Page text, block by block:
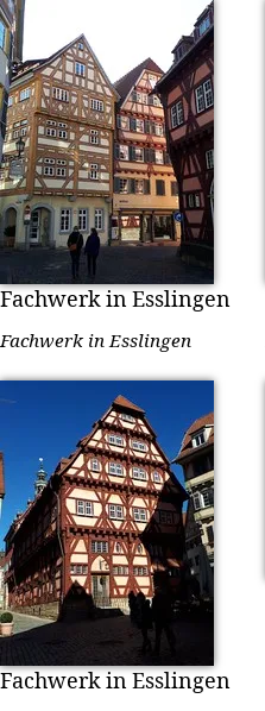
Fachwerk in Esslingen
Fachwerk in Esslingen
Fachwerk in Esslingen